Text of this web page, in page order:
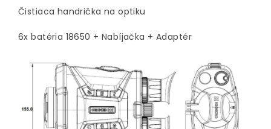
Čistiaca handrička na optiku
6x batéria 18650 + Nabíjačka + Adaptér